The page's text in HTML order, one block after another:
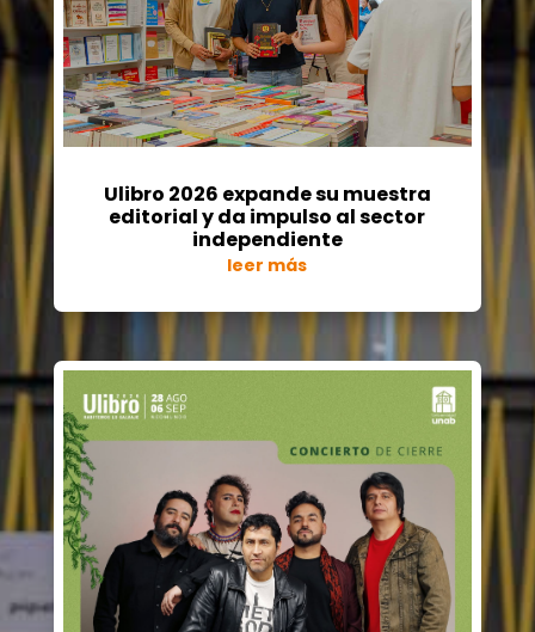
Ulibro 2026 expande su muestra
editorial y da impulso al sector
independiente
leer más